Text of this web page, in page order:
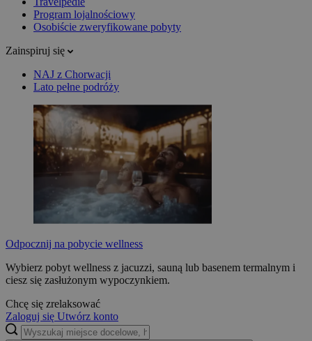
Program lojalnościowy
Osobiście zweryfikowane pobyty
Zainspiruj się
NAJ z Chorwacji
Lato pełne podróży
Odpocznij na pobycie wellness
Wybierz pobyt wellness z jacuzzi, sauną lub basenem termalnym i
ciesz się zasłużonym wypoczynkiem.
Chcę się zrelaksować
Zaloguj się Utwórz konto